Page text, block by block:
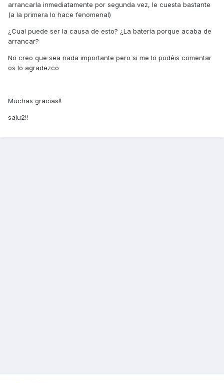
arrancarla inmediatamente por segunda vez, le cuesta bastante
(a la primera lo hace fenomenal)
¿Cual puede ser la causa de esto? ¿La batería porque acaba de
arrancar?
No creo que sea nada importante pero si me lo podéis comentar
os lo agradezco
Muchas gracias!!
salu2!!